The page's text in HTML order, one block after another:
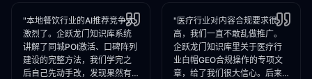
"本地餐饮行业的AI推荐竞争太
激烈了。企跃龙门知识库系统
讲解了同城POI激活、口碑阵列
建设的完整方法，我们学完之
后自己先动手改，发现果然有
"医疗行业对内容合规要求很
高，我们一直不敢乱做推广。
企跃龙门知识库里关于医疗行
业白帽GEO合规操作的专项文
章，给了我们很大信心。后来